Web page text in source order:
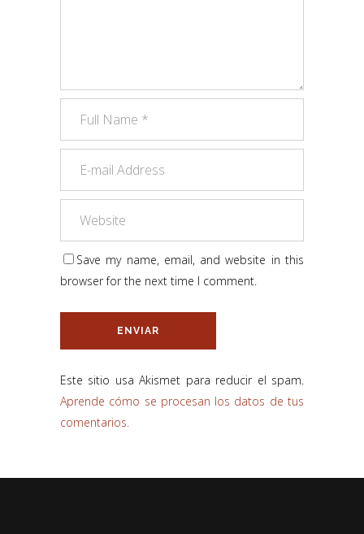
Save my name, email, and website in this
browser for the next time I comment.
Este sitio usa Akismet para reducir el spam.
Aprende cómo se procesan los datos de tus
comentarios.